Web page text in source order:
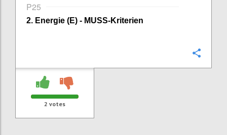
P25
2. Energie (E) - MUSS-Kriterien
2 votes